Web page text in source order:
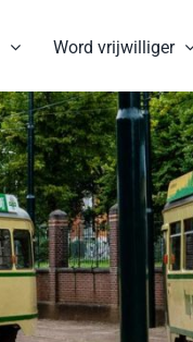
Word vrijwilliger